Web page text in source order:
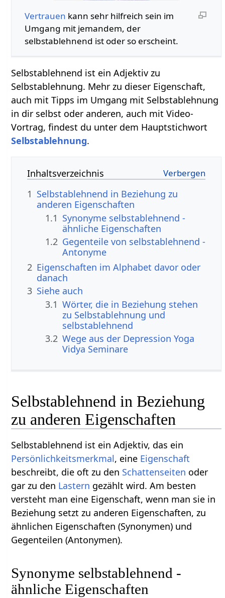
Vertrauen kann sehr hilfreich sein im
Umgang mit jemandem, der
selbstablehnend ist oder so erscheint.
Selbstablehnend ist ein Adjektiv zu
Selbstablehnung. Mehr zu dieser Eigenschaft,
auch mit Tipps im Umgang mit Selbstablehnung
in dir selbst oder anderen, auch mit Video-
Vortrag, findest du unter dem Hauptstichwort
Selbstablehnung.
Inhaltsverzeichnis
1 Selbstablehnend in Beziehung zu
anderen Eigenschaften
1.1 Synonyme selbstablehnend -
ähnliche Eigenschaften
1.2 Gegenteile von selbstablehnend -
Antonyme
2 Eigenschaften im Alphabet davor oder
danach
3 Siehe auch
3.1 Wörter, die in Beziehung stehen
zu Selbstablehnung und
selbstablehnend
3.2 Wege aus der Depression Yoga
Vidya Seminare
Selbstablehnend in Beziehung
zu anderen Eigenschaften
Selbstablehnend ist ein Adjektiv, das ein
Persönlichkeitsmerkmal, eine Eigenschaft
beschreibt, die oft zu den Schattenseiten oder
gar zu den Lastern gezählt wird. Am besten
versteht man eine Eigenschaft, wenn man sie in
Beziehung setzt zu anderen Eigenschaften, zu
ähnlichen Eigenschaften (Synonymen) und
Gegenteilen (Antonymen).
Synonyme selbstablehnend -
ähnliche Eigenschaften